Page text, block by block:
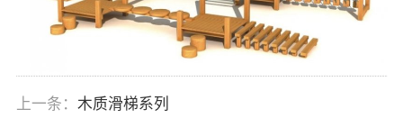
上一条： 木质滑梯系列